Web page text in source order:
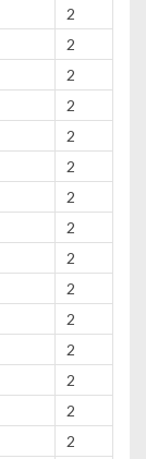
2
2
2
2
2
2
2
2
2
2
2
2
2
2
2